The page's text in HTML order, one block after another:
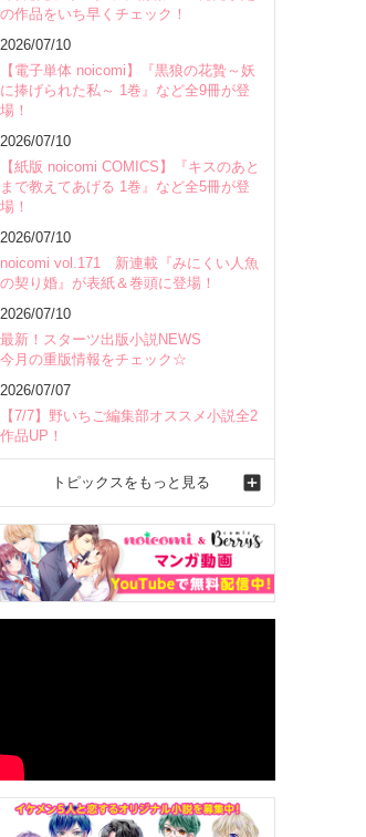
の作品をいち早くチェック！
2026/07/10
【電子単体 noicomi】『黒狼の花贄～妖
に捧げられた私～ 1巻』など全9冊が登
場！
2026/07/10
【紙版 noicomi COMICS】『キスのあと
まで教えてあげる 1巻』など全5冊が登
場！
2026/07/10
noicomi vol.171 新連載『みにくい人魚
の契り婚』が表紙＆巻頭に登場！
2026/07/10
最新！スターツ出版小説NEWS
今月の重版情報をチェック☆
2026/07/07
【7/7】野いちご編集部オススメ小説全2
作品UP！
トピックスをもっと見る